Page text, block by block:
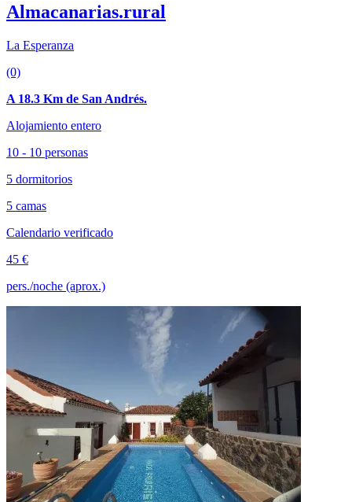
Almacanarias.rural
La Esperanza
(0)
A 18.3 Km de San Andrés.
Alojamiento entero
10 - 10 personas
5 dormitorios
5 camas
Calendario verificado
45 €
pers./noche (aprox.)